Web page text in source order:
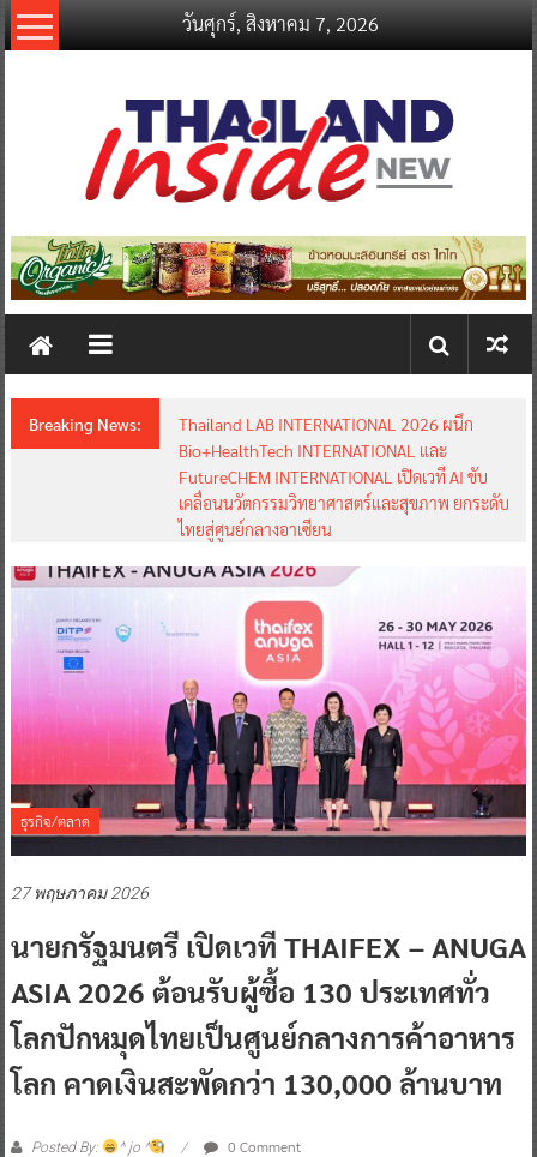
Skip
to
วันศุกร์, สิงหาคม 7, 2026
thailandinsidenew.com
Thailand
New
Breaking News:
Thailand LAB INTERNATIONAL 2026 ผนึก
Bio+HealthTech INTERNATIONAL และ
FutureCHEM INTERNATIONAL เปิดเวที AI ขับ
เคลื่อนนวัตกรรมวิทยาศาสตร์และสุขภาพ ยกระดับ
ไทยสู่ศูนย์กลางอาเซียน
ธุรกิจ/ตลาด
27 พฤษภาคม 2026
นายกรัฐมนตรี เปิดเวที THAIFEX – ANUGA
ASIA 2026 ต้อนรับผู้ซื้อ 130 ประเทศทั่ว
โลกปักหมุดไทยเป็นศูนย์กลางการค้าอาหาร
โลก คาดเงินสะพัดกว่า 130,000 ล้านบาท
Posted By: ^ jo ^ 0 Comment